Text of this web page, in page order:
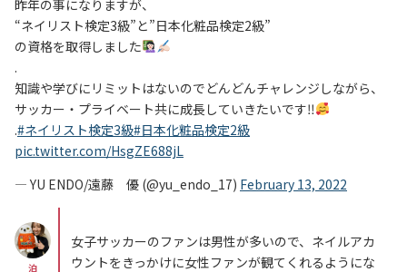
昨年の事になりますが、
“ネイリスト検定3級”と”日本化粧品検定2級”
の資格を取得しました
.
知識や学びにリミットはないのでどんどんチャレンジしながら、
サッカー・プライベート共に成長していきたいです‼︎
.#ネイリスト検定3級#日本化粧品検定2級
pic.twitter.com/HsgZE688jL
— YU ENDO/遠藤 優 (@yu_endo_17) February 13, 2022
泊
女子サッカーのファンは男性が多いので、ネイルアカ
ウントをきっかけに女性ファンが観てくれるようにな